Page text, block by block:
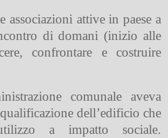
attive in paese a
di domani (inizio alle
confrontare e costruire
comunale aveva
dell’edificio che
a impatto sociale.